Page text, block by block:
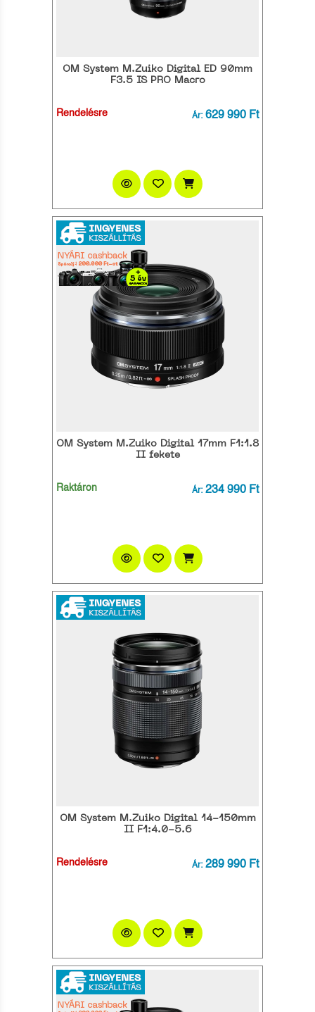
OM System M.Zuiko Digital ED 90mm
F3.5 IS PRO Macro
Rendelésre Ár: 629 990 Ft
OM System M.Zuiko Digital 17mm F1:1.8
II fekete
Raktáron Ár: 234 990 Ft
OM System M.Zuiko Digital 14-150mm
II F1:4.0-5.6
Rendelésre Ár: 289 990 Ft